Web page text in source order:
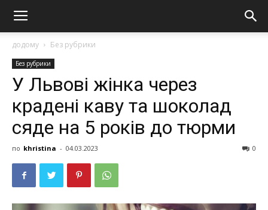
додому Без рубрики
Без рубрики
У Львові жінка через
кpaдені каву та шоколад
cяде на 5 років до тюрми
по khristina - 04.03.2023 0